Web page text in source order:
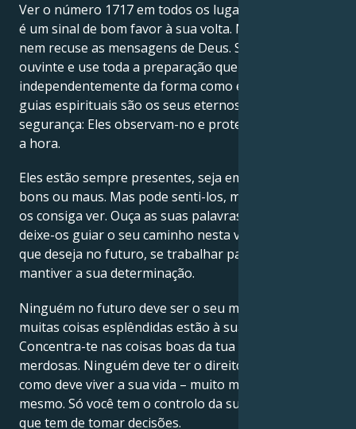
Ver o número 1717 em todos os lugares da sua vida
é um sinal de bom favor à sua volta. Não se desligue
nem recuse as mensagens de Deus. Seja um bom
ouvinte e use toda a preparação que recebe,
independentemente da forma como é dada. Os seus
guias espirituais são os seus eternos guardas de
segurança: Eles observam-no e protegem-no a toda
a hora.
Eles estão sempre presentes, seja em momentos
bons ou maus. Mas pode senti-los, mesmo que não
os consiga ver. Ouça as suas palavras de sabedoria,
deixe-os guiar o seu caminho nesta vida. Terá tudo o
que deseja no futuro, se trabalhar para isso e
mantiver a sua determinação.
Ninguém no futuro deve ser o seu medo, mas sim,
muitas coisas esplêndidas estão à sua espera.
Concentra-te nas coisas boas da tua vida e não nas
merdosas. Ninguém deve ter o direito de lhe dizer
como deve viver a sua vida – muito menos você
mesmo. Só você tem o controlo da sua vida e é você
que tem de tomar decisões.